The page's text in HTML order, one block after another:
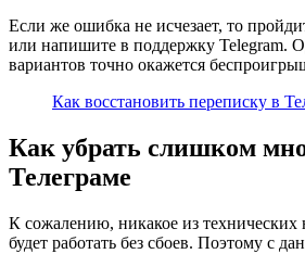
Если же ошибка не исчезает, то
или напишите в поддержку Telegram.
вариантов точно окажется
Как восстановить переписку в
Как убрать слишком
Телеграме
К сожалению, никакое из технических
будет работать без сбоев. Поэтому с